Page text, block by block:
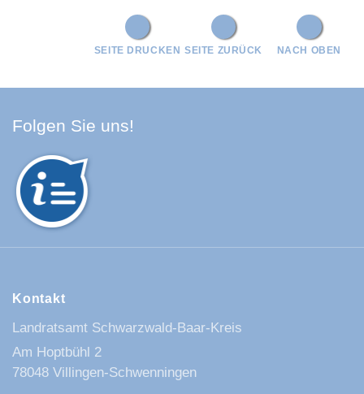
NACH OBEN
SEITE ZURÜCK
SEITE DRUCKEN
Folgen Sie uns!
Kontakt
Landratsamt Schwarzwald-Baar-Kreis
Am Hoptbühl 2
78048 Villingen-Schwenningen